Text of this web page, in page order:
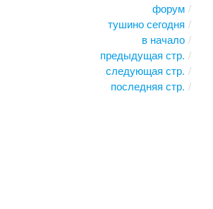
форум
тушино сегодня
в начало
предыдущая стр.
следующая стр.
последняя стр.